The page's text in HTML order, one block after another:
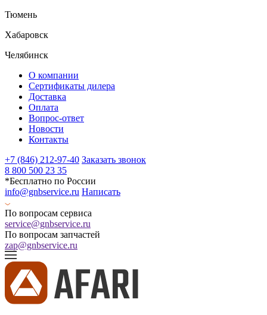
Тюмень
Хабаровск
Челябинск
О компании
Сертификаты дилера
Доставка
Оплата
Вопрос-ответ
Новости
Контакты
+7 (846) 212-97-40 Заказать звонок
8 800 500 23 35
*Бесплатно по России
info@gnbservice.ru Написать
По вопросам сервиса
service@gnbservice.ru
По вопросам запчастей
zap@gnbservice.ru